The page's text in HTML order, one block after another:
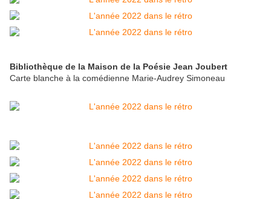
Bibliothèque de la Maison de la Poésie Jean Joubert
Carte blanche à la comédienne Marie-Audrey Simoneau